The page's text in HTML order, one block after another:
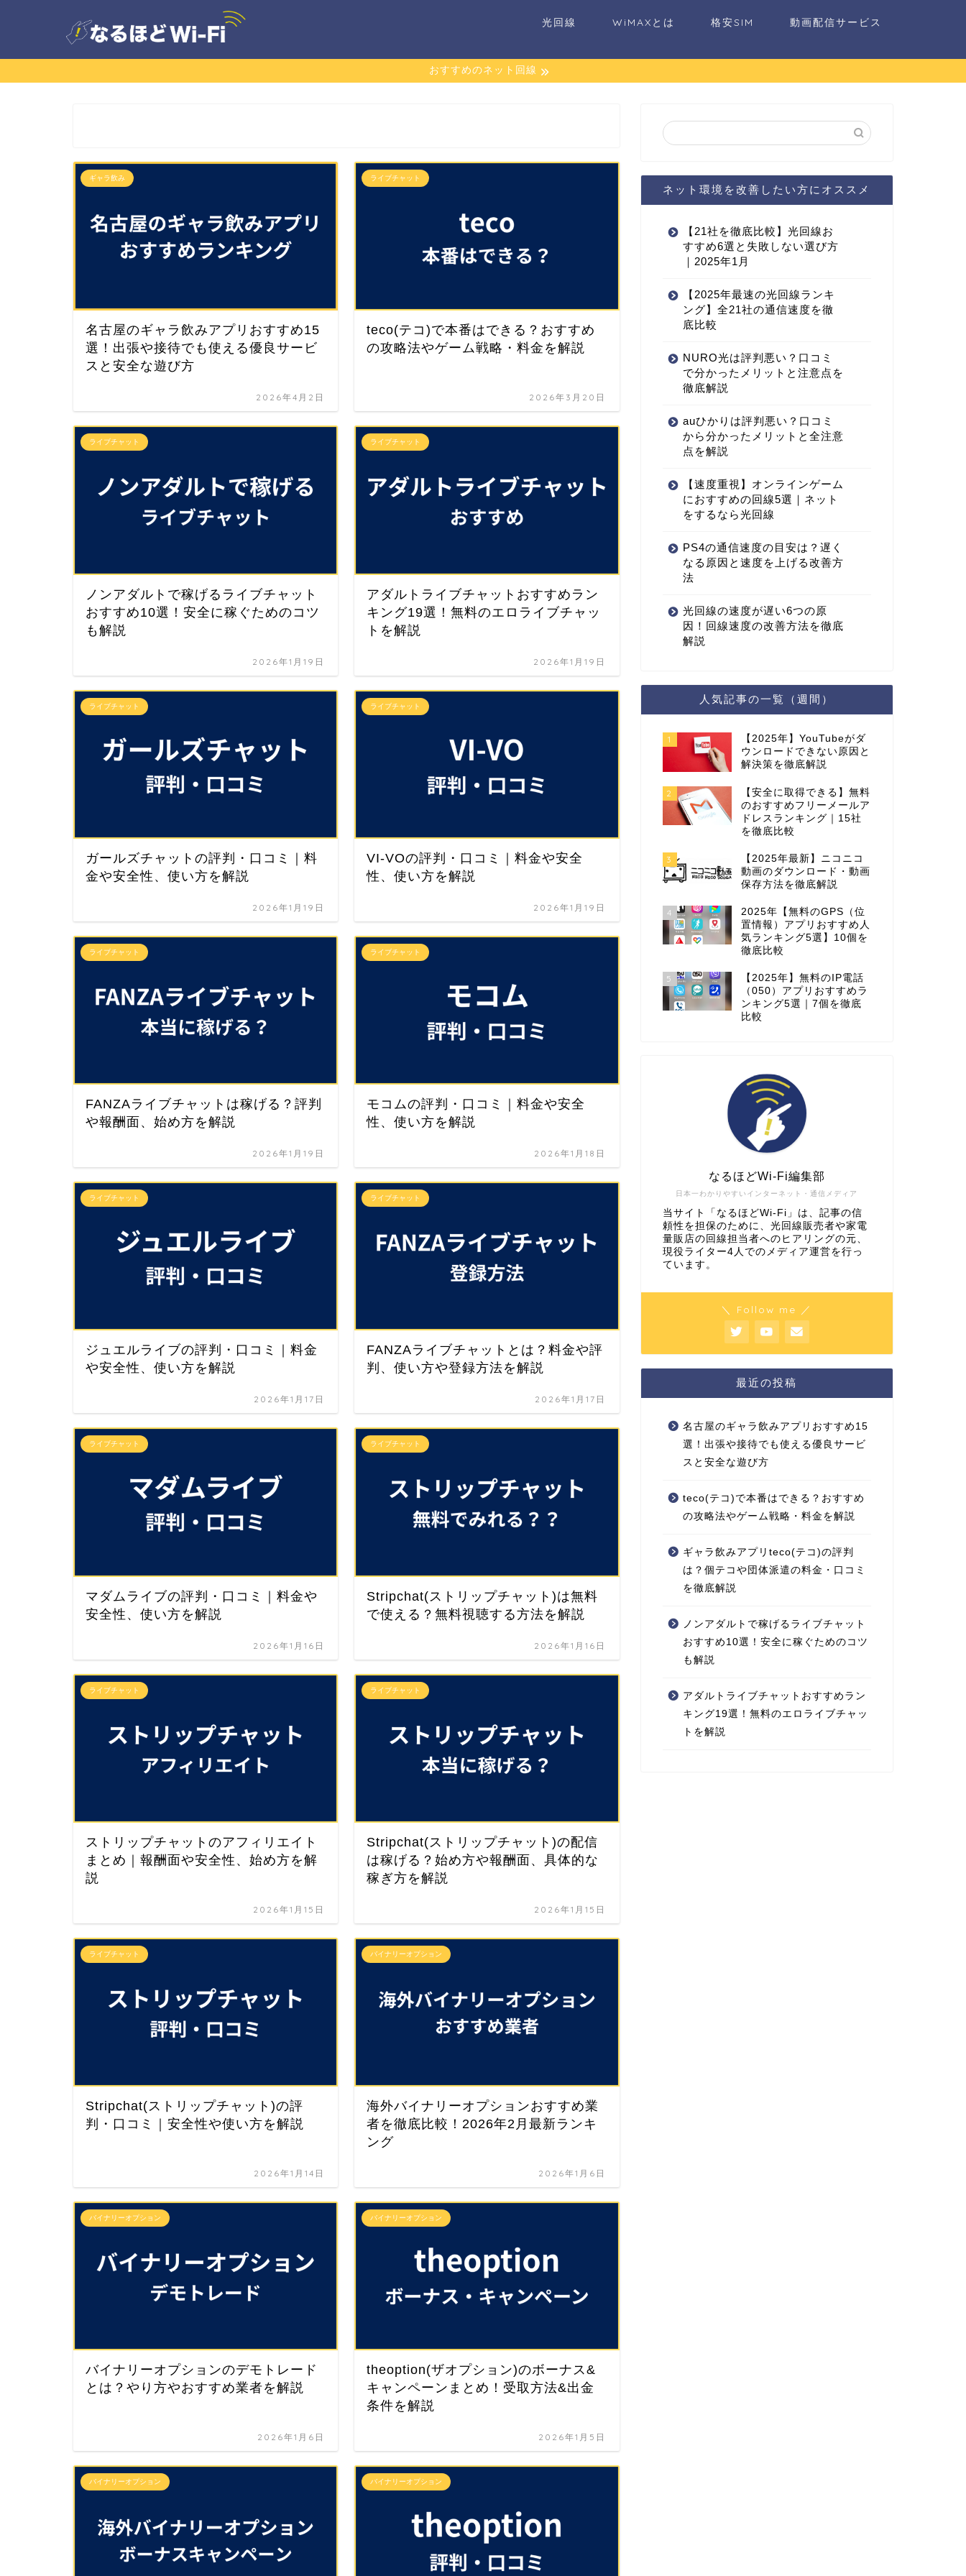
光回線 WiMAXとは 格安SIM 動画配信サービス
おすすめのネット回線
ギャラ飲み
名古屋のギャラ飲みアプリおすすめ15
選！出張や接待でも使える優良サービ
スと安全な遊び方
2026年4月2日
ライブチャット
teco(テコ)で本番はできる？おすすめ
の攻略法やゲーム戦略・料金を解説
2026年3月20日
ライブチャット
ノンアダルトで稼げるライブチャット
おすすめ10選！安全に稼ぐためのコツ
も解説
2026年1月19日
ライブチャット
アダルトライブチャットおすすめラン
キング19選！無料のエロライブチャッ
トを解説
2026年1月19日
ライブチャット
ガールズチャットの評判・口コミ｜料
金や安全性、使い方を解説
2026年1月19日
ライブチャット
VI-VOの評判・口コミ｜料金や安全
性、使い方を解説
2026年1月19日
ライブチャット
FANZAライブチャットは稼げる？評判
や報酬面、始め方を解説
2026年1月19日
ライブチャット
モコムの評判・口コミ｜料金や安全
性、使い方を解説
2026年1月18日
ライブチャット
ジュエルライブの評判・口コミ｜料金
や安全性、使い方を解説
2026年1月17日
ライブチャット
FANZAライブチャットとは？料金や評
判、使い方や登録方法を解説
2026年1月17日
ライブチャット
マダムライブの評判・口コミ｜料金や
安全性、使い方を解説
2026年1月16日
ライブチャット
Stripchat(ストリップチャット)は無料
で使える？無料視聴する方法を解説
2026年1月16日
ライブチャット
ストリップチャットのアフィリエイト
まとめ｜報酬面や安全性、始め方を解
説
2026年1月15日
ライブチャット
Stripchat(ストリップチャット)の配信
は稼げる？始め方や報酬面、具体的な
稼ぎ方を解説
2026年1月15日
ライブチャット
Stripchat(ストリップチャット)の評
判・口コミ｜安全性や使い方を解説
2026年1月14日
バイナリーオプション
海外バイナリーオプションおすすめ業
者を徹底比較！2026年2月最新ランキ
ング
2026年1月6日
バイナリーオプション
バイナリーオプションのデモトレード
とは？やり方やおすすめ業者を解説
2026年1月6日
バイナリーオプション
theoption(ザオプション)のボーナス&
キャンペーンまとめ！受取方法&出金
条件を解説
2026年1月5日
バイナリーオプション バイナリーオプション
ネット環境を改善したい方にオススメ
【21社を徹底比較】光回線お
すすめ6選と失敗しない選び方
｜2025年1月
【2025年最速の光回線ランキ
ング】全21社の通信速度を徹
底比較
NURO光は評判悪い？口コミ
で分かったメリットと注意点を
徹底解説
auひかりは評判悪い？口コミ
から分かったメリットと全注意
点を解説
【速度重視】オンラインゲーム
におすすめの回線5選｜ネット
をするなら光回線
PS4の通信速度の目安は？遅く
なる原因と速度を上げる改善方
法
光回線の速度が遅い6つの原
因！回線速度の改善方法を徹底
解説
人気記事の一覧（週間）
1
【2025年】YouTubeがダ
ウンロードできない原因と
解決策を徹底解説
2
【安全に取得できる】無料
のおすすめフリーメールア
ドレスランキング｜15社
を徹底比較
3
【2025年最新】ニコニコ
動画のダウンロード・動画
保存方法を徹底解説
4
2025年【無料のGPS（位
置情報）アプリおすすめ人
気ランキング5選】10個を
徹底比較
5
【2025年】無料のIP電話
（050）アプリおすすめラ
ンキング5選｜7個を徹底
比較
日本一わかりやすいインターネット・通信メディア
なるほどWi-Fi編集部
当サイト「なるほどWi-Fi」は、記事の信
頼性を担保のために、光回線販売者や家電
量販店の回線担当者へのヒアリングの元、
現役ライター4人でのメディア運営を行っ
ています。
＼ Follow me ／
最近の投稿
名古屋のギャラ飲みアプリおすすめ15
選！出張や接待でも使える優良サービ
スと安全な遊び方
teco(テコ)で本番はできる？おすすめ
の攻略法やゲーム戦略・料金を解説
ギャラ飲みアプリteco(テコ)の評判
は？個テコや団体派遣の料金・口コミ
を徹底解説
ノンアダルトで稼げるライブチャット
おすすめ10選！安全に稼ぐためのコツ
も解説
アダルトライブチャットおすすめラン
キング19選！無料のエロライブチャッ
トを解説